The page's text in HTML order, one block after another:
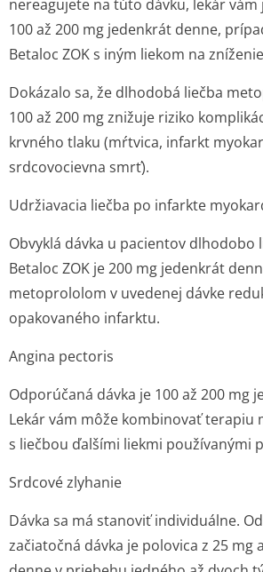
nereagujete na túto dávku, lekár vám
100 až 200 mg jedenkrát denne,
Betaloc ZOK s iným liekom na
Dokázalo sa, že dlhodobá liečba
100 až 200 mg znižuje riziko
krvného tlaku (mŕtvica, infarkt
srdcovocievna smrť).
Udržiavacia liečba po infarkte
Obvyklá dávka u pacientov dlhodobo
Betaloc ZOK je 200 mg jedenkrát
metoprololom v uvedenej dávke
opakovaného infarktu.
Angina pectoris
Odporúčaná dávka je 100 až 200 mg
Lekár vám môže kombinovať terapiu
s liečbou ďalšími liekmi používanými
Srdcové zlyhanie
Dávka sa má stanoviť individuálne.
začiatočná dávka je polovica z 25 mg